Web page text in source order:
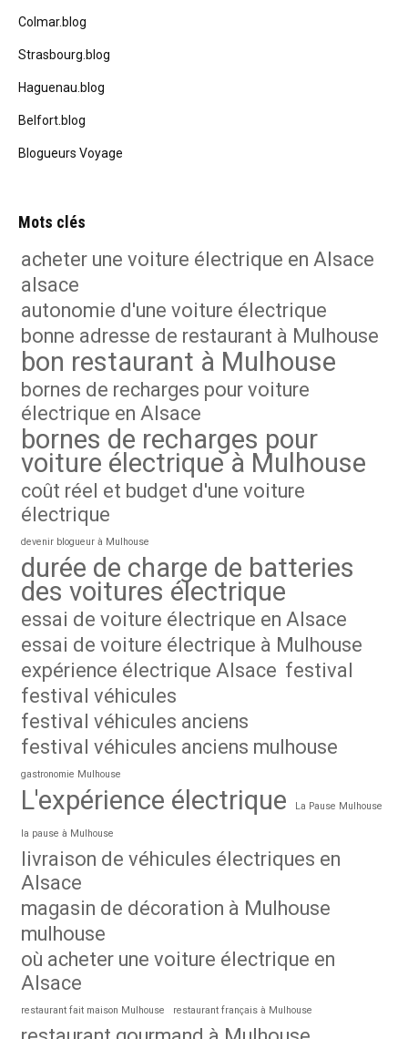
Colmar.blog
Strasbourg.blog
Haguenau.blog
Belfort.blog
Blogueurs Voyage
Mots clés
acheter une voiture électrique en Alsace
alsace
autonomie d'une voiture électrique
bonne adresse de restaurant à Mulhouse
bon restaurant à Mulhouse
bornes de recharges pour voiture
électrique en Alsace
bornes de recharges pour
voiture électrique à Mulhouse
coût réel et budget d'une voiture
électrique
devenir blogueur à Mulhouse
durée de charge de batteries
des voitures électrique
essai de voiture électrique en Alsace
essai de voiture électrique à Mulhouse
expérience électrique Alsace festival
festival véhicules
festival véhicules anciens
festival véhicules anciens mulhouse
gastronomie Mulhouse
L'expérience électrique La Pause Mulhouse
la pause à Mulhouse
livraison de véhicules électriques en
Alsace
magasin de décoration à Mulhouse
mulhouse
où acheter une voiture électrique en
Alsace
restaurant fait maison Mulhouse restaurant français à Mulhouse